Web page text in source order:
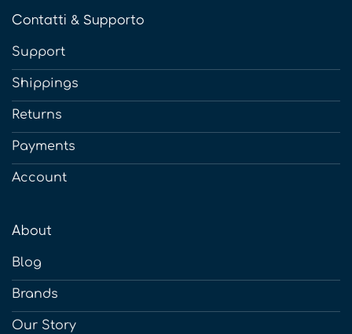
Contatti & Supporto
Support
Shippings
Returns
Payments
Account
About
Blog
Brands
Our Story